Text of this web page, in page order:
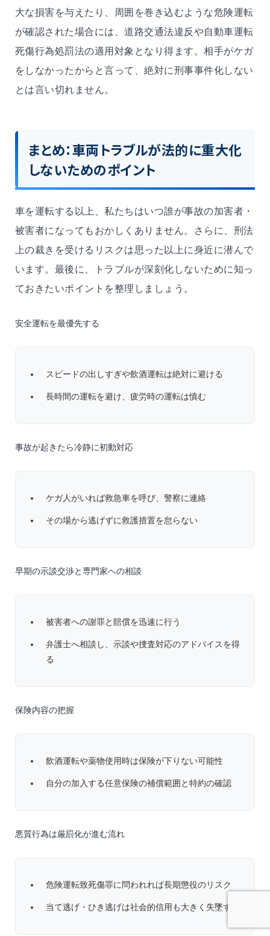
大な損害を与えたり、周囲を巻き込むような危険運転
が確認された場合には、道路交通法違反や自動車運転
死傷行為処罰法の適用対象となり得ます。相手がケガ
をしなかったからと言って、絶対に刑事事件化しない
とは言い切れません。
まとめ：車両トラブルが法的に重大化
しないためのポイント
車を運転する以上、私たちはいつ誰が事故の加害者・
被害者になってもおかしくありません。さらに、刑法
上の裁きを受けるリスクは思った以上に身近に潜んで
います。最後に、トラブルが深刻化しないために知っ
ておきたいポイントを整理しましょう。
安全運転を最優先する
スピードの出しすぎや飲酒運転は絶対に避ける
長時間の運転を避け、疲労時の運転は慎む
事故が起きたら冷静に初動対応
ケガ人がいれば救急車を呼び、警察に連絡
その場から逃げずに救護措置を怠らない
早期の示談交渉と専門家への相談
被害者への謝罪と賠償を迅速に行う
弁護士へ相談し、示談や捜査対応のアドバイスを得
る
保険内容の把握
飲酒運転や薬物使用時は保険が下りない可能性
自分の加入する任意保険の補償範囲と特約の確認
悪質行為は厳罰化が進む流れ
危険運転致死傷罪に問われれば長期懲役のリスク
当て逃げ・ひき逃げは社会的信用も大きく失墜する